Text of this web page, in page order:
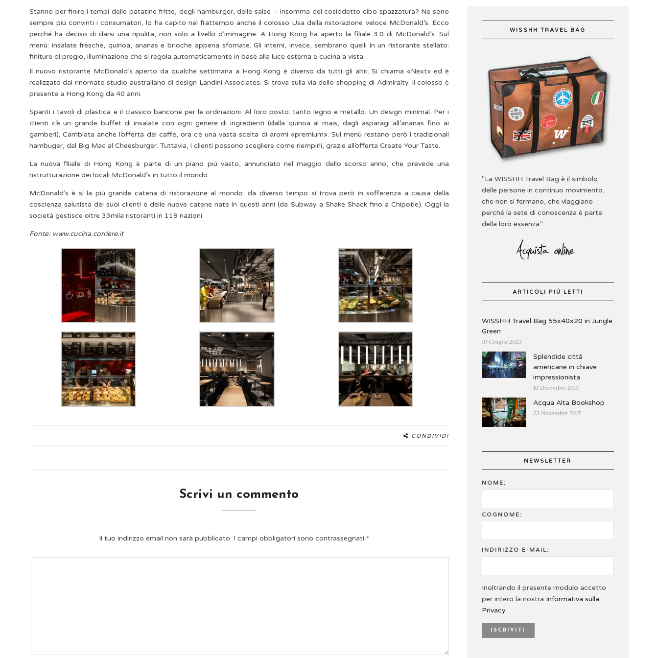
Stanno per finire i tempi delle patatine fritte, degli hamburger, delle salse – insomma del cosiddetto cibo spazzatura? Ne sono
sempre più convinti i consumatori, lo ha capito nel frattempo anche il colosso Usa della ristorazione veloce McDonald’s. Ecco
perché ha deciso di darsi una ripulita, non solo a livello d’immagine. A Hong Kong ha aperto la filiale 3.0 di McDonald’s. Sul
menù: insalate fresche, quinoa, ananas e brioche appena sfornate. Gli interni, invece, sembrano quelli in un ristorante stellato:
finiture di pregio, illuminazione che si regola automaticamente in base alla luce esterna e cucina a vista.
Il nuovo ristorante McDonald’s aperto da qualche settimana a Hong Kong è diverso da tutti gli altri. Si chiama «Next» ed è
realizzato dal rinomato studio australiano di design Landini Associates. Si trova sulla via dello shopping di Admiralty. Il colosso è
presente a Hong Kong da 40 anni.
Spariti i tavoli di plastica e il classico bancone per le ordinazioni. Al loro posto: tanto legno e metallo. Un design minimal. Per i
clienti c’è un grande buffet di insalate con ogni genere di ingredienti (dalla quinoa al mais, dagli asparagi all’ananas fino ai
gamberi). Cambiata anche l’offerta del caffè, ora c’è una vasta scelta di aromi «premium». Sul menù restano però i tradizionali
hambuger, dal Big Mac al Cheesburger. Tuttavia, i clienti possono scegliere come riempirli, grazie all’offerta Create Your Taste.
La nuova filiale di Hong Kong è parte di un piano più vasto, annunciato nel maggio dello scorso anno, che prevede una
ristrutturazione dei locali McDonald’s in tutto il mondo.
McDonald’s è sì la più grande catena di ristorazione al mondo, da diverso tempo si trova però in sofferenza a causa della
coscienza salutista dei suoi clienti e delle nuove catene nate in questi anni (da Subway a Shake Shack fino a Chipotle). Oggi la
società gestisce oltre 33mila ristoranti in 119 nazioni.
Fonte: www.cucina.corriere.it
CONDIVIDI
Scrivi un commento
Il tuo indirizzo email non sarà pubblicato. I campi obbligatori sono contrassegnati *
WISSHH TRAVEL BAG
"La WISSHH Travel Bag è il simbolo
delle persone in continuo movimento,
che non si fermano, che viaggiano
perché la sete di conoscenza è parte
della loro essenza."
ARTICOLI PIÙ LETTI
WISSHH Travel Bag 55x40x20 in Jungle
Green
10 Giugno 2023
Splendide città
americane in chiave
impressionista
10 Dicembre 2015
Acqua Alta Bookshop
23 Novembre 2015
NEWSLETTER
NOME:
COGNOME:
INDIRIZZO E-MAIL:
Inoltrando il presente modulo accetto
per intero la nostra Informativa sulla
Privacy